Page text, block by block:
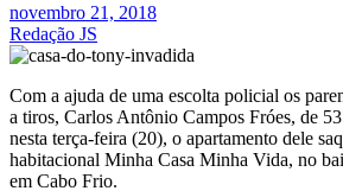
novembro 21, 2018
Redação JS
Com a ajuda de uma escolta policial os
a tiros, Carlos Antônio Campos Fróes, de
nesta terça-feira (20), o apartamento dele
habitacional Minha Casa Minha Vida, no
em Cabo Frio.